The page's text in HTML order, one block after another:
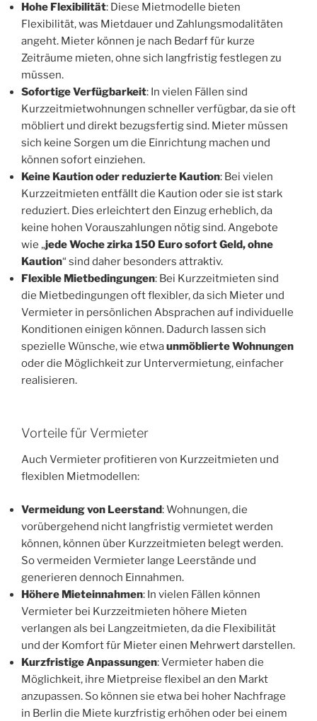
Hohe Flexibilität: Diese Mietmodelle bieten
Flexibilität, was Mietdauer und Zahlungsmodalitäten
angeht. Mieter können je nach Bedarf für kurze
Zeiträume mieten, ohne sich langfristig festlegen zu
müssen.
Sofortige Verfügbarkeit: In vielen Fällen sind
Kurzzeitmietwohnungen schneller verfügbar, da sie oft
möbliert und direkt bezugsfertig sind. Mieter müssen
sich keine Sorgen um die Einrichtung machen und
können sofort einziehen.
Keine Kaution oder reduzierte Kaution: Bei vielen
Kurzzeitmieten entfällt die Kaution oder sie ist stark
reduziert. Dies erleichtert den Einzug erheblich, da
keine hohen Vorauszahlungen nötig sind. Angebote
wie „jede Woche zirka 150 Euro sofort Geld, ohne
Kaution“ sind daher besonders attraktiv.
Flexible Mietbedingungen: Bei Kurzzeitmieten sind
die Mietbedingungen oft flexibler, da sich Mieter und
Vermieter in persönlichen Absprachen auf individuelle
Konditionen einigen können. Dadurch lassen sich
spezielle Wünsche, wie etwaunmöblierte Wohnungen
oder die Möglichkeit zur Untervermietung, einfacher
realisieren.
Vorteile für Vermieter
Auch Vermieter profitieren von Kurzzeitmieten und
flexiblen Mietmodellen:
Vermeidung von Leerstand: Wohnungen, die
vorübergehend nicht langfristig vermietet werden
können, können über Kurzzeitmieten belegt werden.
So vermeiden Vermieter lange Leerstände und
generieren dennoch Einnahmen.
Höhere Mieteinnahmen: In vielen Fällen können
Vermieter bei Kurzzeitmieten höhere Mieten
verlangen als bei Langzeitmieten, da die Flexibilität
und der Komfort für Mieter einen Mehrwert darstellen.
Kurzfristige Anpassungen: Vermieter haben die
Möglichkeit, ihre Mietpreise flexibel an den Markt
anzupassen. So können sie etwa bei hoher Nachfrage
in Berlin die Miete kurzfristig erhöhen oder bei einem